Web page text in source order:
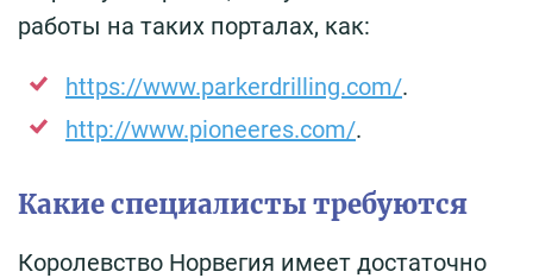
работы на таких порталах, как:
https://www.parkerdrilling.com/.
http://www.pioneeres.com/.
Какие специалисты требуются
Королевство Норвегия имеет достаточно